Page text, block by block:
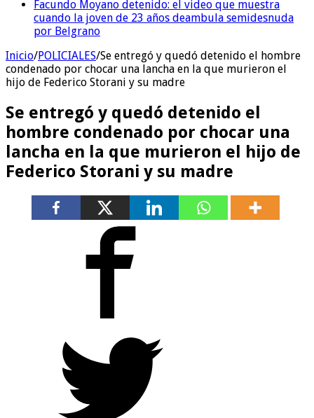
Facundo Moyano detenido: el video que muestra
cuando la joven de 23 años deambula semidesnuda
por Belgrano
Inicio/POLICIALES/Se entregó y quedó detenido el hombre
condenado por chocar una lancha en la que murieron el
hijo de Federico Storani y su madre
Se entregó y quedó detenido el
hombre condenado por chocar una
lancha en la que murieron el hijo de
Federico Storani y su madre